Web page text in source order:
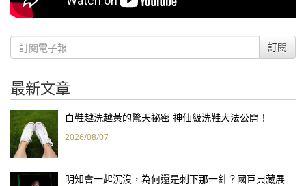
訂閱
最新文章
白鞋越洗越黃的驚天祕密 神仙級洗鞋大法公開！
2026/08/07
明知會一起沉沒，為何還是刺下那一針？國巨典藏展